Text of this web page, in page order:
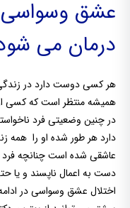
عشق
درمان می
هر کسی دوست دارد در زندگی
همیشه منتظر است که کسی
در چنین وضعیتی فرد
دارد هر طور شده او را همه
عاشقی شده است چنانچه فرد
دست به اعمال ناپسند و یا
اختلال عشق وسواسی در